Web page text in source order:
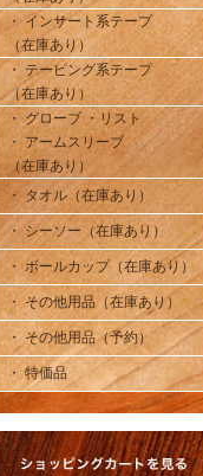
・ インサート系テープ
（在庫あり）
・ テーピング系テープ
（在庫あり）
・ グローブ ・リスト
・ アームスリーブ
（在庫あり）
・ タオル（在庫あり）
・ シーソー（在庫あり）
・ ボールカップ（在庫あり）
・ その他用品（在庫あり）
・ その他用品（予約）
・ 特価品